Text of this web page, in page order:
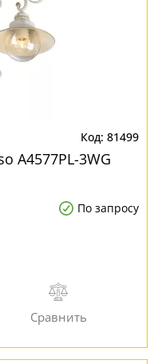
81499
A4577PL-3WG
По запросу